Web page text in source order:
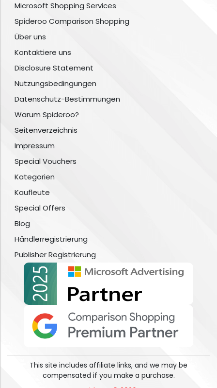
Microsoft Shopping Services
Spideroo Comparison Shopping
Über uns
Kontaktiere uns
Disclosure Statement
Nutzungsbedingungen
Datenschutz-Bestimmungen
Warum Spideroo?
Seitenverzeichnis
Impressum
Special Vouchers
Kategorien
Kaufleute
Special Offers
Blog
Händlerregistrierung
Publisher Registrierung
This site includes affiliate links, and we may be
compensated if you make a purchase.